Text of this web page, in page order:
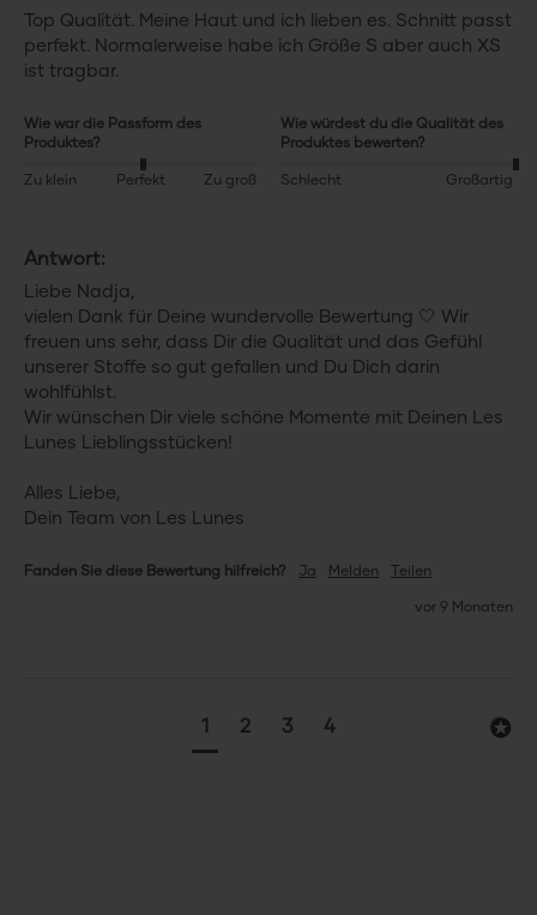
Top Qualität. Meine Haut und ich lieben es. Schnitt passt
perfekt. Normalerweise habe ich Größe S aber auch XS
Wie war die Passform des
Produktes?
Zu klein Perfekt Zu groß
Wie würdest du die Qualität des
Produktes bewerten?
Schlecht Großartig
Antwort:
Liebe Nadja,
vielen Dank für Deine wundervolle Bewertung 🤍 Wir
freuen uns sehr, dass Dir die Qualität und das Gefühl
unserer Stoffe so gut gefallen und Du Dich darin
wohlfühlst.
Wir wünschen Dir viele schöne Momente mit Deinen Les
Lunes Lieblingsstücken!
Alles Liebe,
Dein Team von Les Lunes
Fanden Sie diese Bewertung hilfreich? Ja Melden Teilen
vor 9 Monaten
1 2 3 4